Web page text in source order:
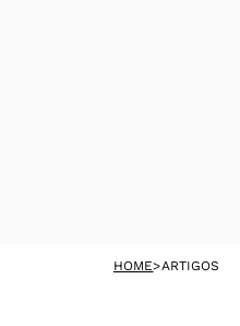
HOME>ARTIGOS